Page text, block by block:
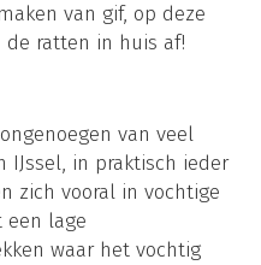
van gif, op deze
ratten in huis af!
van veel
IJssel, in praktisch ieder
zich vooral in vochtige
een lage
waar het vochtig